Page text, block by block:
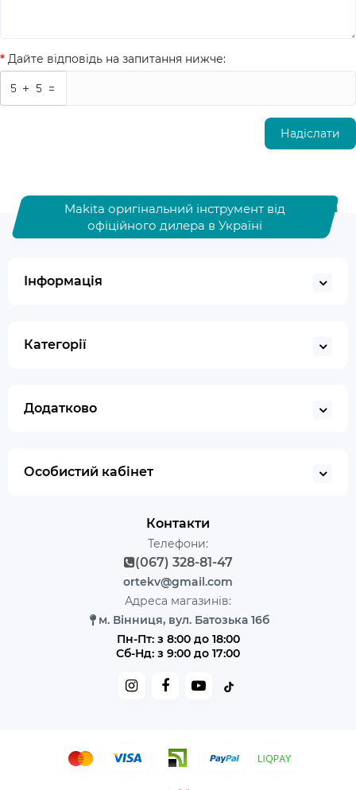
Дайте відповідь на запитання нижче:
Надіслати
Makita оригінальний інструмент від
офіційного дилера в Україні
Інформація
Категорії
Додатково
Особистий кабінет
Контакти
Телефони:
(067) 328-81-47
ortekv@gmail.com
Адреса магазинів:
м. Вінниця, вул. Батозька 16б
Пн-Пт: з 8:00 до 18:00
Сб-Нд: з 9:00 до 17:00